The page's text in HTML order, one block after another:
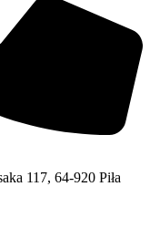
117, 64-920 Piła